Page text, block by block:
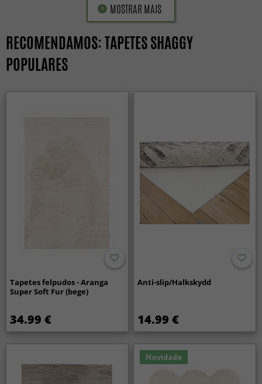
MOSTRAR MAIS
RECOMENDAMOS: TAPETES SHAGGY
POPULARES
Tapetes felpudos - Aranga
Super Soft Fur (bege)
34.99 €
Anti-slip/Halkskydd
14.99 €
Novidade